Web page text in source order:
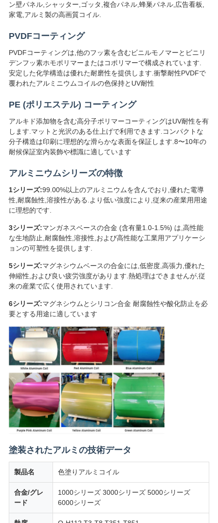
場
合
引
用
を
要
求
な
さ
い
SITEMAP
プ
ラ
イ
バ
シ
ー
ポ
リ
シ
ー
ン壁パネル,シャッター,ゴッタ,複合パネル,蜂巣パネル,広告看板,
家電,アルミ製の高画質コイル.
PVDFコーティング
PVDFコーティングは,他のフッ素を含むビニルモノマーとビニリ
デンフッ素ホモポリマーまたはコポリマーで構成されています.
安定した化学構造は優れた耐磨性を提供します.衝撃耐性PVDFで
覆われたアルミニウムコイルの色保持とUV耐性
PE (ポリエステル) コーティング
アルキド添加物を含む高分子ポリマーコーティングはUV耐性を有
します.マットと光沢のある仕上げで利用できます.コンパクトな
分子構造は印刷に理想的な滑らかな表面を保証します.8〜10年の
耐候保証室内装飾や標識に適しています
アルミニウムシリーズの特徴
1シリーズ:99.00%以上のアルミニウムを含んでおり,優れた電導
性,耐腐蝕性,溶接性がある.より低い強度により,従来の産業用用途
に理想的です.
3シリーズ:マンガネスベースの合金 (含有量1.0-1.5%) は,高性能
な生地防止,耐腐蝕性,溶接性,および高性能な工業用アプリケーシ
ョンの可塑性を提供します.
5シリーズ:マグネシウムベースの合金には,低密度,高張力,優れた
伸縮性,および良い疲労強度があります.熱処理はできませんが,従
来の産業で広く使用されています.
6シリーズ:マグネシウムとシリコン合金 耐腐蝕性や酸化防止を必
要とする用途に適しています
塗装されたアルミの技術データ
製品名 色塗りアルミコイル
合金/グレ
ード
1000シリーズ 3000シリーズ 5000シリーズ
6000シリーズ